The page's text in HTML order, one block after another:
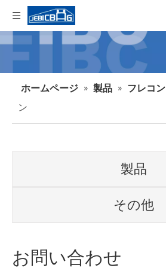
ホームページ » 製品 » フレコン
ン
製品
その他
お問い合わせ